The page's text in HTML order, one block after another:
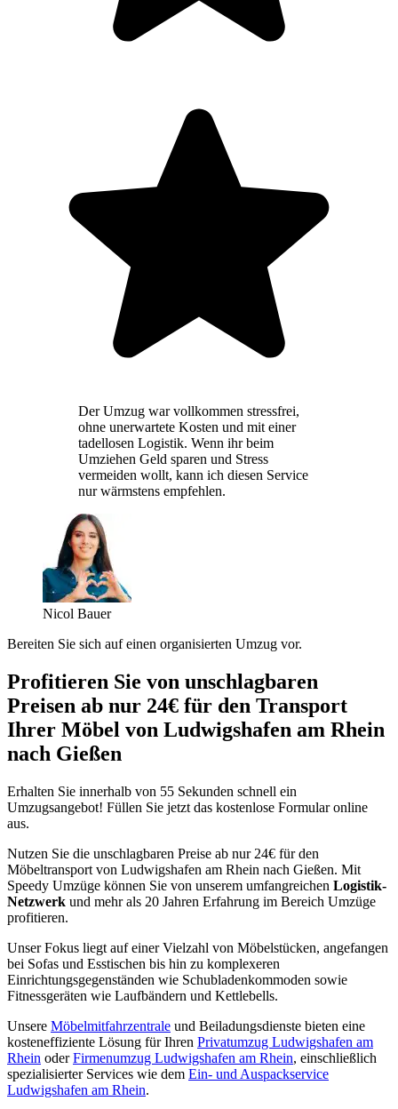
Der Umzug war vollkommen stressfrei,
ohne unerwartete Kosten und mit einer
tadellosen Logistik. Wenn ihr beim
Umziehen Geld sparen und Stress
vermeiden wollt, kann ich diesen Service
nur wärmstens empfehlen.
Nicol Bauer
Bereiten Sie sich auf einen organisierten Umzug vor.
Profitieren Sie von unschlagbaren
Preisen ab nur 24€ für den Transport
Ihrer Möbel von Ludwigshafen am Rhein
nach Gießen
Erhalten Sie innerhalb von 55 Sekunden schnell ein
Umzugsangebot! Füllen Sie jetzt das kostenlose Formular online
aus.
Nutzen Sie die unschlagbaren Preise ab nur 24€ für den
Möbeltransport von Ludwigshafen am Rhein nach Gießen. Mit
Speedy Umzüge können Sie von unserem umfangreichen Logistik-
Netzwerk und mehr als 20 Jahren Erfahrung im Bereich Umzüge
profitieren.
Unser Fokus liegt auf einer Vielzahl von Möbelstücken, angefangen
bei Sofas und Esstischen bis hin zu komplexeren
Einrichtungsgegenständen wie Schubladenkommoden sowie
Fitnessgeräten wie Laufbändern und Kettlebells.
Unsere Möbelmitfahrzentrale und Beiladungsdienste bieten eine
kosteneffiziente Lösung für Ihren Privatumzug Ludwigshafen am
Rhein oderFirmenumzug Ludwigshafen am Rhein, einschließlich
spezialisierter Services wie dem Ein- und Auspackservice
Ludwigshafen am Rhein.